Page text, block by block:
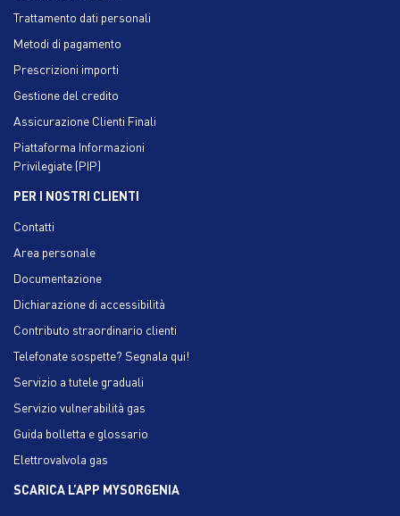
Trattamento dati personali
Metodi di pagamento
Prescrizioni importi
Gestione del credito
Assicurazione Clienti Finali
Piattaforma Informazioni
Privilegiate (PIP)
PER I NOSTRI CLIENTI
Contatti
Area personale
Documentazione
Dichiarazione di accessibilità
Contributo straordinario clienti
Telefonate sospette? Segnala qui!
Servizio a tutele graduali
Servizio vulnerabilità gas
Guida bolletta e glossario
Elettrovalvola gas
SCARICA L’APP MYSORGENIA